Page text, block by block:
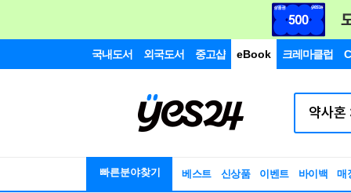
국내도서 외국도서 중고샵 eBook 크레마클럽
빠른분야찾기 베스트 신상품 이벤트 바이백 매